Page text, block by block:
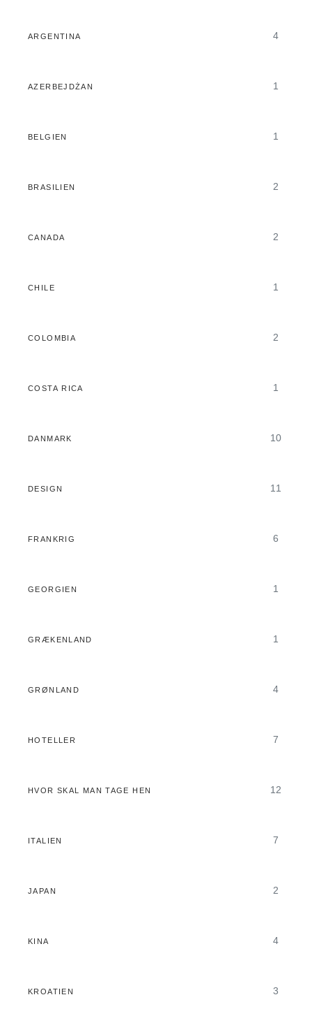
ARGENTINA 4
AZERBEJDŻAN 1
BELGIEN 1
BRASILIEN 2
CANADA 2
CHILE 1
COLOMBIA 2
COSTA RICA 1
DANMARK 10
DESIGN 11
FRANKRIG 6
GEORGIEN 1
GRÆKENLAND 1
GRØNLAND 4
HOTELLER 7
HVOR SKAL MAN TAGE HEN 12
ITALIEN 7
JAPAN 2
KINA 4
KROATIEN 3